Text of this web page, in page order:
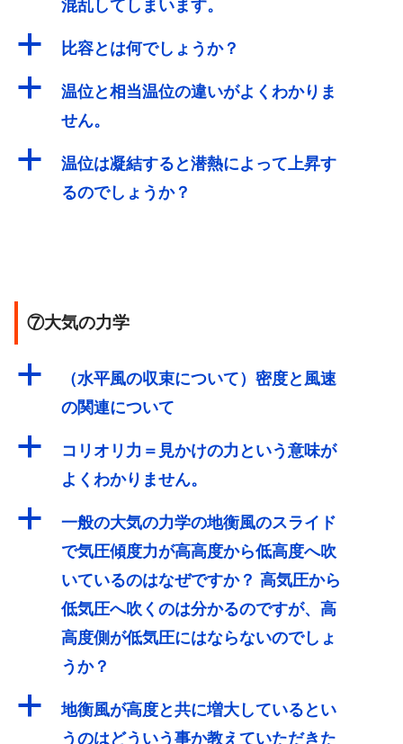
混乱してしまいます。
a 比容とは何でしょうか？
a
温位と相当温位の違いがよくわかりま
せん。
a
温位は凝結すると潜熱によって上昇す
るのでしょうか？
⑦大気の力学
a
（水平風の収束について）密度と風速
の関連について
a
コリオリ力＝見かけの力という意味が
よくわかりません。
a
一般の大気の力学の地衡風のスライド
で気圧傾度力が高高度から低高度へ吹
いているのはなぜですか？ 高気圧から
低気圧へ吹くのは分かるのですが、高
高度側が低気圧にはならないのでしょ
うか？
a
地衡風が高度と共に増大しているとい
うのはどういう事か教えていただきた